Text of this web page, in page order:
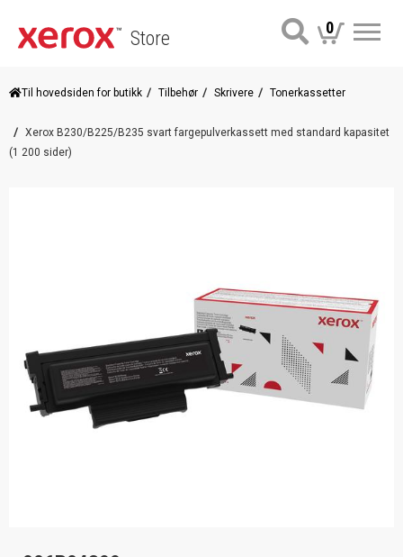
Store 0
Til hovedsiden for butikk Tilbehør Skrivere Tonerkassetter
Xerox B230/B225/B235 svart fargepulverkassett med standard kapasitet
(1 200 sider)